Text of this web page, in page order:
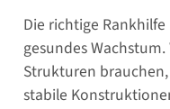
Die richtige
gesundes
Strukturen
stabile